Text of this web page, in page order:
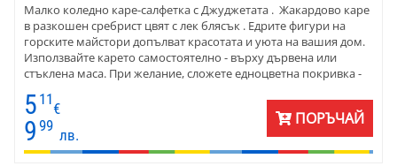
Малко коледно каре-салфетка с Джуджетата . Жакардово каре
в разкошен сребрист цвят с лек блясък . Едрите фигури на
горските майстори допълват красотата и уюта на вашия дом.
Използвайте карето самостоятелно - върху дървена или
стъклена маса. При желание, сложете едноцветна покривка -
5 11
€
9 99
лв.
ПОРЪЧАЙ